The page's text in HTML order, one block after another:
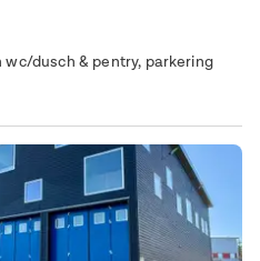
dusch & pentry, parkering